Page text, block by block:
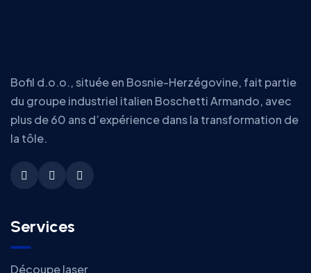
Bofil d.o.o., située en Bosnie-Herzégovine, fait partie
du groupe industriel italien Boschetti Armando, avec
plus de 60 ans d’expérience dans la transformation de
la tôle.
Services
Découpe laser